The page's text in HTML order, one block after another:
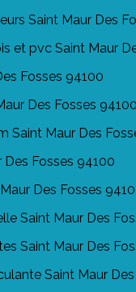
Saint Maur Des
et pvc Saint Maur
Fosses 94100
Des Fosses
Saint Maur Des
Fosses 94100
Des Fosses
Saint Maur Des
Saint Maur Des
Saint Maur